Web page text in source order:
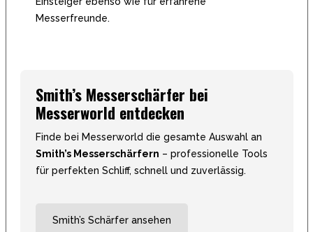
Messerfreunde.
Smith’s Messerschärfer bei
Messerworld entdecken
Finde bei Messerworld die gesamte Auswahl an
Smith’s Messerschärfern – professionelle Tools
für perfekten Schliff, schnell und zuverlässig.
Smith’s Schärfer ansehen